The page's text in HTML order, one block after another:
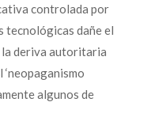
controlada por
tecnológicas dañe el
la deriva autoritaria
algunos de